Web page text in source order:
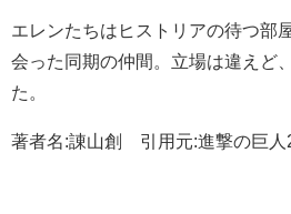
エレンたちはヒストリアの待つ部
会った同期の仲間。立場は違えど
た。
著者名:諌山創 引用元:進撃の巨人